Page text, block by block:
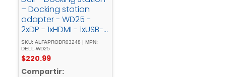
– Docking station
adapter - WD25 -
2xDP - 1xHDMI - 1xUSB-
C - 4xUSB
SKU: ALFAPRODR03248 | MPN:
DELL-WD25
$220.99
Compartir: